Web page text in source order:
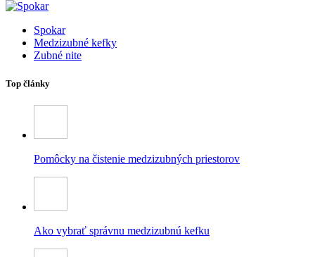
Spokar
Medzizubné kefky
Zubné nite
Top články
Pomôcky na čistenie medzizubných priestorov
Ako vybrať správnu medzizubnú kefku